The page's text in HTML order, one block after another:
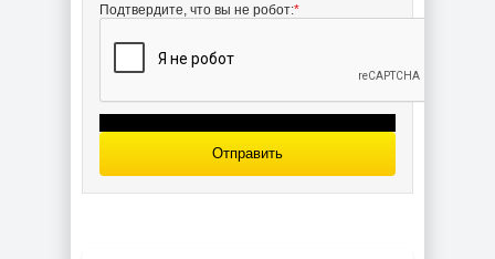
Luftkissenfahrzeug
Ann" Typ SRN 4
(WHM 1068) из
бумаги
Подтвердите, что вы не робот:*
Отправить